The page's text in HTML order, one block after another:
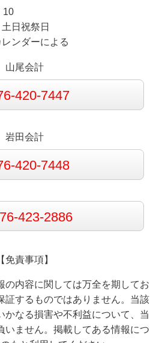
10
日祝祭日
ンダーによる
山尾会計
420-7447
岩田会計
420-7448
423-2886
【免責事項】
の内容に関しては万全を期してお
証するものではありません。当該
かなる損害や不利益について、当
いません。掲載してある情報につ